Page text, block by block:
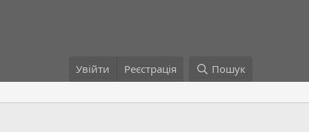
Увійти Реєстрація Пошук